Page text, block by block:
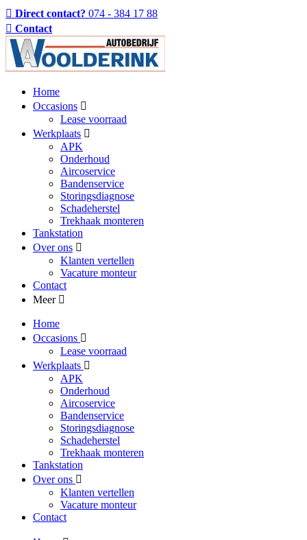
Direct contact? 074 - 384 17 88
Contact
Home
Occasions
Lease voorraad
Werkplaats
APK
Onderhoud
Aircoservice
Bandenservice
Storingsdiagnose
Schadeherstel
Trekhaak monteren
Tankstation
Over ons
Klanten vertellen
Vacature monteur
Contact
Meer
Home
Occasions
Lease voorraad
Werkplaats
APK
Onderhoud
Aircoservice
Bandenservice
Storingsdiagnose
Schadeherstel
Trekhaak monteren
Tankstation
Over ons
Klanten vertellen
Vacature monteur
Contact